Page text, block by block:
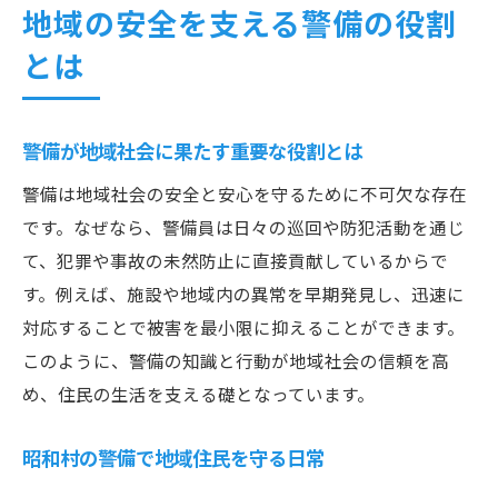
地域の安全を支える警備の役割
とは
警備が地域社会に果たす重要な役割とは
警備は地域社会の安全と安心を守るために不可欠な存在
です。なぜなら、警備員は日々の巡回や防犯活動を通じ
て、犯罪や事故の未然防止に直接貢献しているからで
す。例えば、施設や地域内の異常を早期発見し、迅速に
対応することで被害を最小限に抑えることができます。
このように、警備の知識と行動が地域社会の信頼を高
め、住民の生活を支える礎となっています。
昭和村の警備で地域住民を守る日常